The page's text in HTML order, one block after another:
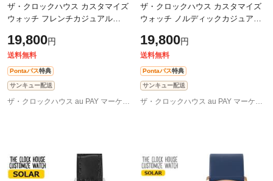
ザ・クロックハウス カスタマイズ
ウォッチ フレンチカジュアル
ラー 革ベルト ブラック マルチカ
レンダー
19,800円
送料無料
Pontaパス特典
サンキュー配送
ザ・クロックハウス カスタマイズ
ウォッチ ノルディックカジュアル
ラー 革ベルト ホワイト
19,800円
送料無料
Pontaパス特典
サンキュー配送